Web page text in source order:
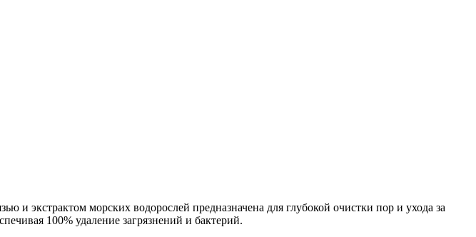
и экстрактом морских водорослей предназначена для глубокой очистки пор и ухода за
100% удаление загрязнений и бактерий.